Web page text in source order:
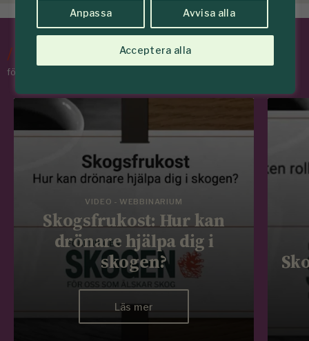
Anpassa Avvisa alla
Acceptera alla
/Tips & Råd
för skogens medlemmar
VIDEO - WEBBINARIUM
Skogsfrukost: Hur kan
drönare hjälpa dig i
skogen?
Läs mer